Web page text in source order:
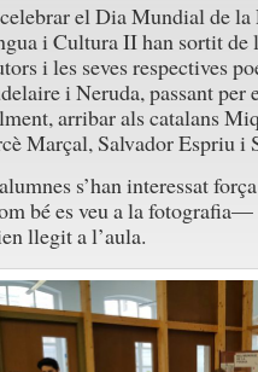
el Dia Mundial de la
i Cultura II han sortit de
i les seves respectives
i Neruda, passant per
arribar als catalans
Marçal, Salvador Espriu i
s’han interessat
bé es veu a la fotografia—
llegit a l’aula.